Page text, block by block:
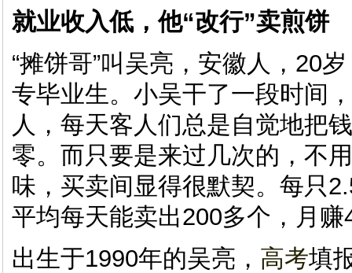
就业收入低，他“改行”卖煎饼
“摊饼哥”叫吴亮，安徽人，20
专毕业生。小吴干了一段时间
人，每天客人们总是自觉地把
零。而只要是来过几次的，不
味，买卖间显得很默契。每只
平均每天能卖出200多个，月
出生于1990年的吴亮， 高考填